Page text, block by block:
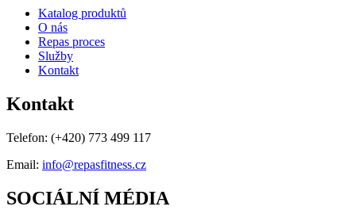
Katalog produktů
O nás
Repas proces
Služby
Kontakt
Kontakt
Telefon: (+420) 773 499 117
Email: info@repasfitness.cz
SOCIÁLNÍ MÉDIA